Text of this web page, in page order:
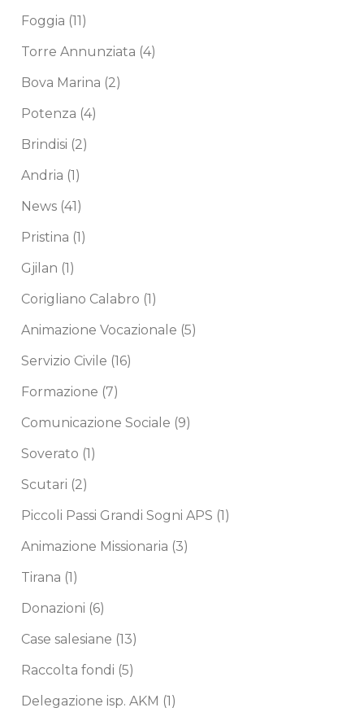
Foggia (11)
Torre Annunziata (4)
Bova Marina (2)
Potenza (4)
Brindisi (2)
Andria (1)
News (41)
Pristina (1)
Gjilan (1)
Corigliano Calabro (1)
Animazione Vocazionale (5)
Servizio Civile (16)
Formazione (7)
Comunicazione Sociale (9)
Soverato (1)
Scutari (2)
Piccoli Passi Grandi Sogni APS (1)
Animazione Missionaria (3)
Tirana (1)
Donazioni (6)
Case salesiane (13)
Raccolta fondi (5)
Delegazione isp. AKM (1)